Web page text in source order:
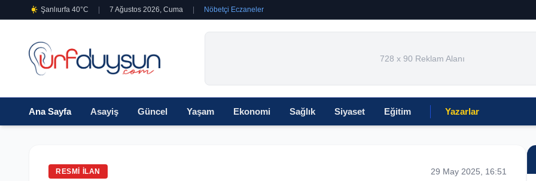
Şanlıurfa 40°C 7 Ağustos 2026, Cuma Nöbetçi Eczaneler
728 x 90 Reklam Alanı
Ana Sayfa Asayiş Güncel Yaşam Ekonomi Sağlık Siyaset Eğitim Yazarlar
RESMI İLAN 29 May 2025, 16:51